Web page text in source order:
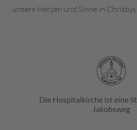
unsere Herzen und Sinne in Christus
Die Hospitalkirche ist eine
Jakobsweg